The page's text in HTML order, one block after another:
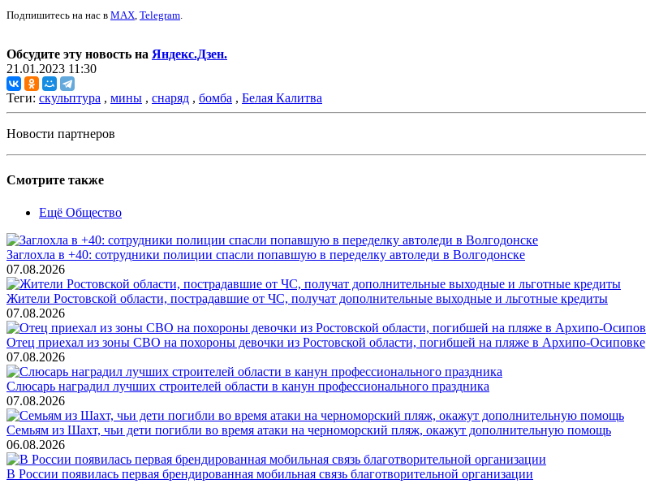
Подпишитесь на нас в MAX, Telegram.
Обсудите эту новость на Яндекс.Дзен.
21.01.2023 11:30
Теги: скульптура , мины , снаряд , бомба , Белая Калитва
Новости партнеров
Смотрите также
Ещё Общество
Заглохла в +40: сотрудники полиции спасли попавшую в переделку автоледи в Волгодонске
07.08.2026
Жители Ростовской области, пострадавшие от ЧС, получат дополнительные выходные и льготные кредиты
07.08.2026
Отец приехал из зоны СВО на похороны девочки из Ростовской области, погибшей на пляже в Архипо-Осиповке
07.08.2026
Слюсарь наградил лучших строителей области в канун профессионального праздника
07.08.2026
Семьям из Шахт, чьи дети погибли во время атаки на черноморский пляж, окажут дополнительную помощь
06.08.2026
В России появилась первая брендированная мобильная связь благотворительной организации